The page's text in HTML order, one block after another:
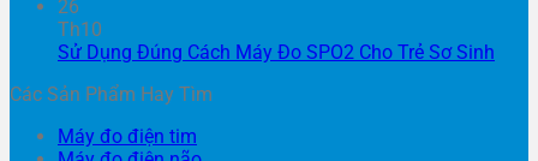
26
Th10
Sử Dụng Đúng Cách Máy Đo SPO2 Cho Trẻ Sơ Sinh
Các Sản Phẩm Hay Tìm
Máy đo điện tim